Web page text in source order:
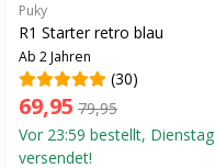
Puky
R1 Starter retro blau
Ab 2 Jahren
(30)
69,95 79,95
Vor 23:59 bestellt, Dienstag
versendet!